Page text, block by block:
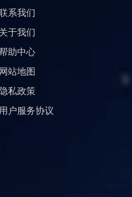
系我们
关于我们
助中心
网站地图
隐私政策
用户服务协议